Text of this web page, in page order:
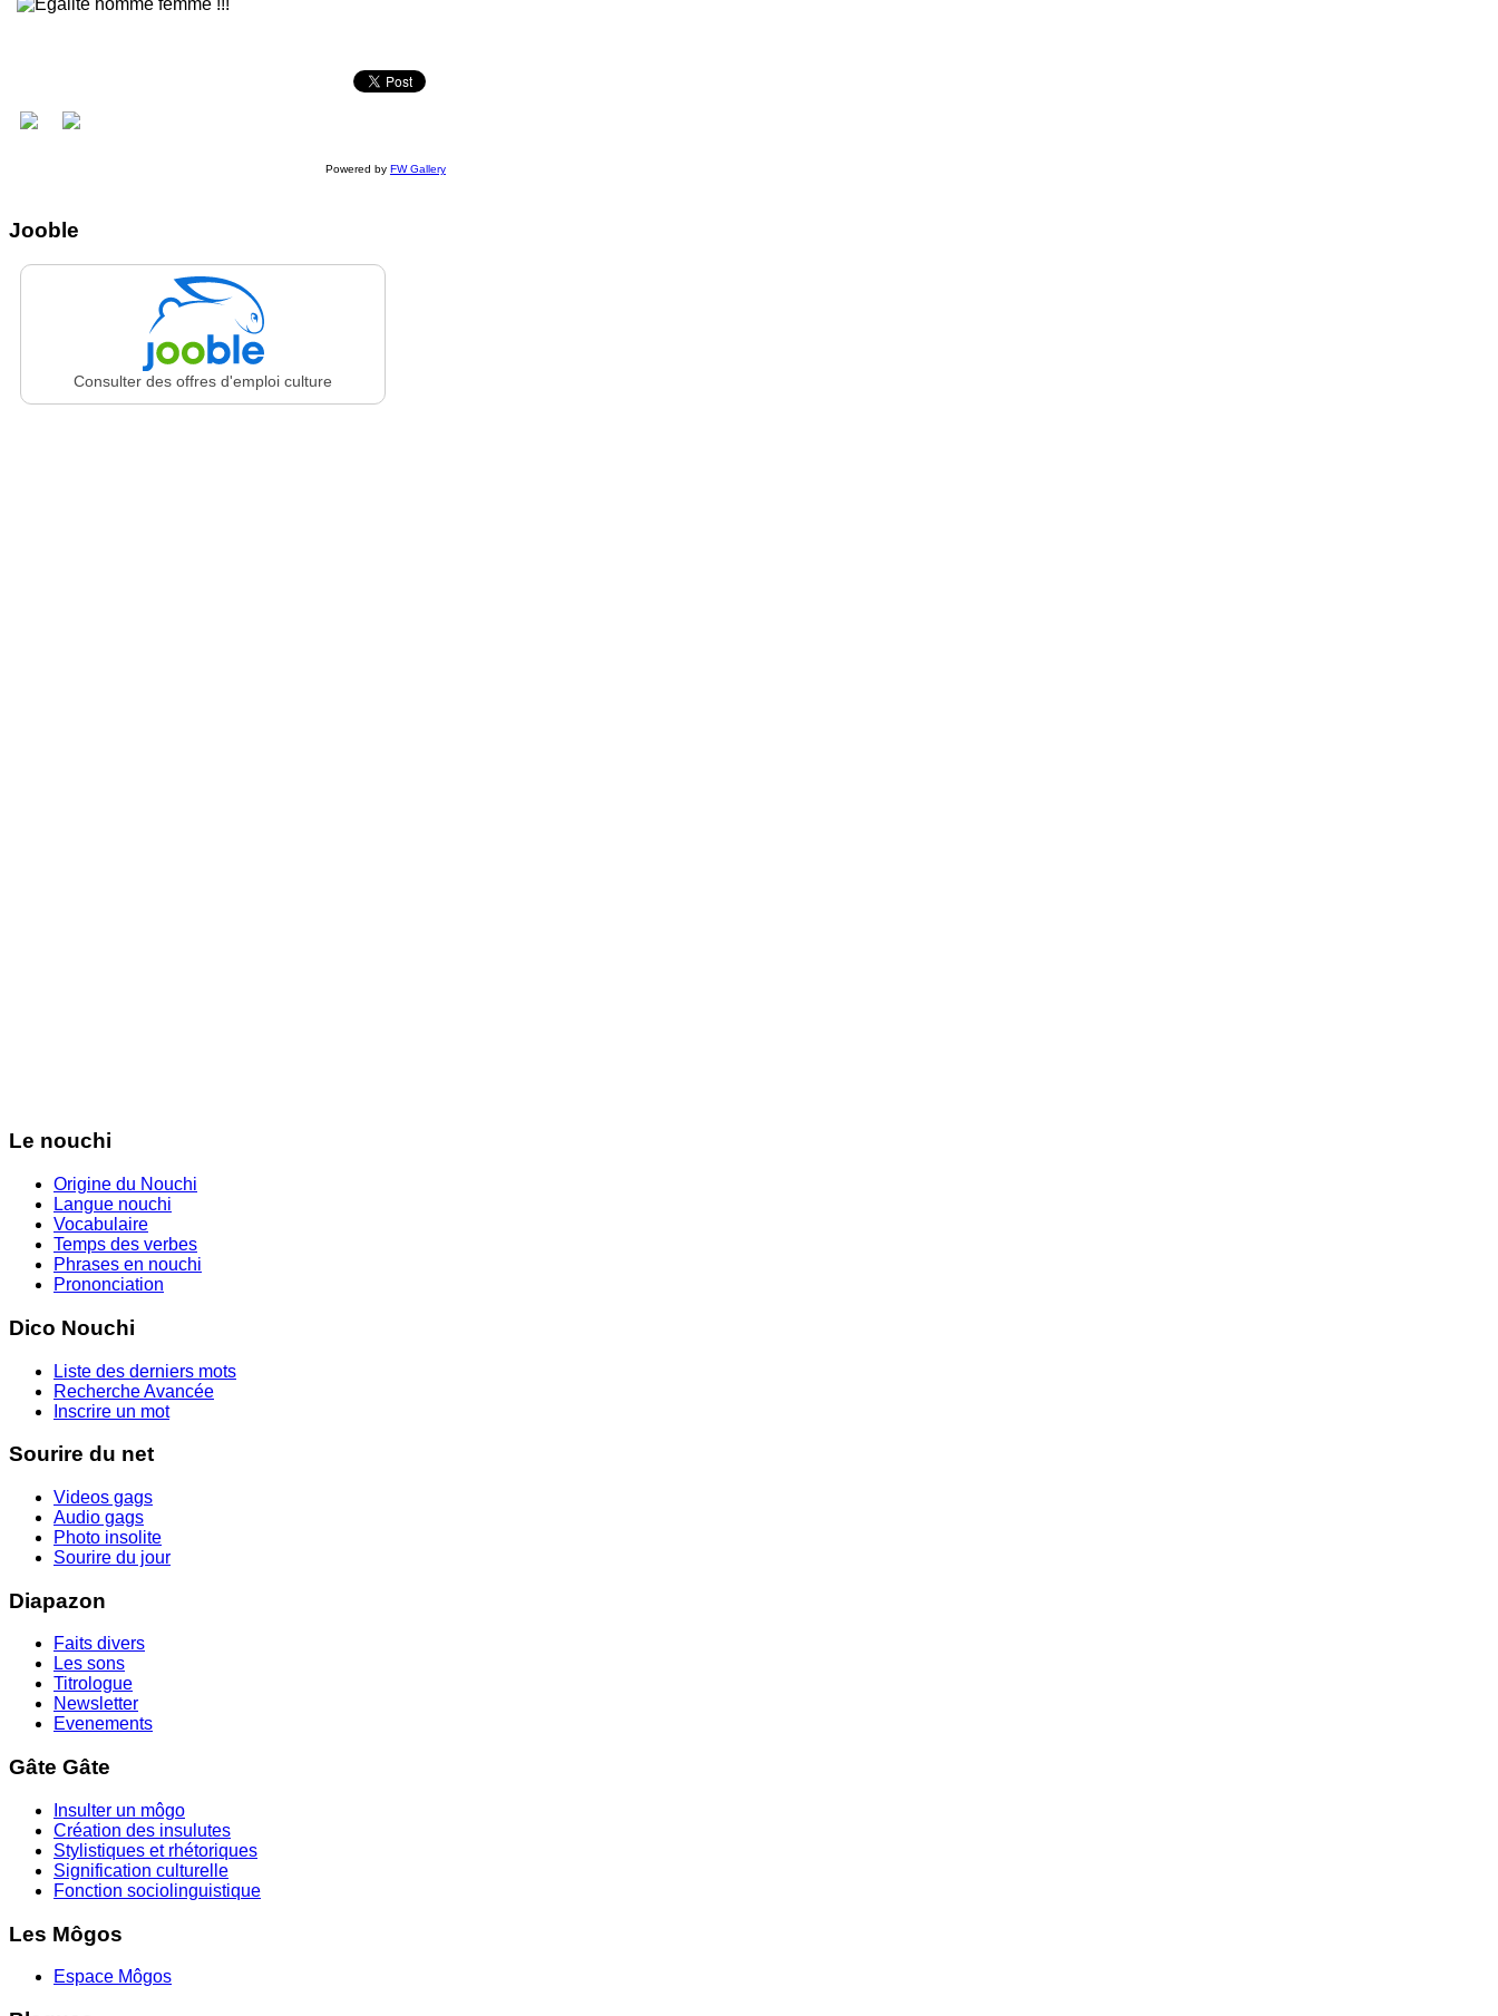
Powered by FW Gallery
Jooble
Consulter des offres d'emploi culture
Le nouchi
Origine du Nouchi
Langue nouchi
Vocabulaire
Temps des verbes
Phrases en nouchi
Prononciation
Dico Nouchi
Liste des derniers mots
Recherche Avancée
Inscrire un mot
Sourire du net
Videos gags
Audio gags
Photo insolite
Sourire du jour
Diapazon
Faits divers
Les sons
Titrologue
Newsletter
Evenements
Gâte Gâte
Insulter un môgo
Création des insulutes
Stylistiques et rhétoriques
Signification culturelle
Fonction sociolinguistique
Les Môgos
Espace Môgos